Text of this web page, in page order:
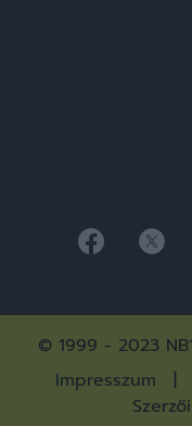
© 1999 - 2023
Impresszum